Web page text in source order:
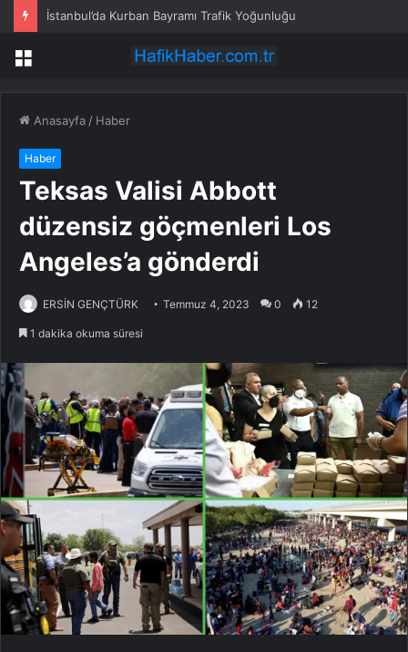
Villa bahçesinde eğlence ölümle bitti!
Menü
Anasayfa / Haber
Haber
Teksas Valisi Abbott
düzensiz göçmenleri Los
Angeles’a gönderdi
ERSİN GENÇTÜRK Temmuz 4, 2023 0 12
1 dakika okuma süresi